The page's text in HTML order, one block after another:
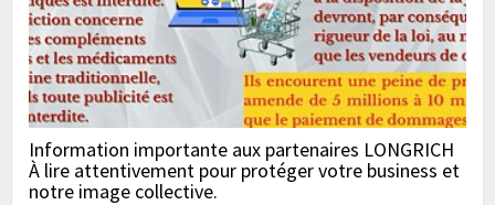
Information importante aux partenaires LONGRICH
À lire attentivement pour protéger votre business et
notre image collective.